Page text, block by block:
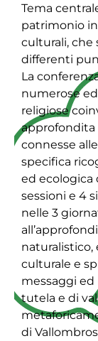
Tema
patrimonio
culturali, che
differenti
La
numerose
religiose
connesse
specifica
ed ecologica
sessioni e 4
nelle 3
naturalistico,
culturale e
messaggi
tutela e di
di